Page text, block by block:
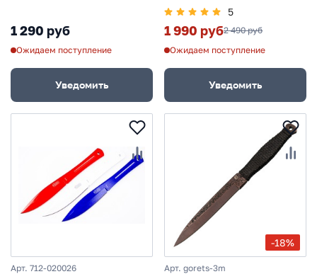
1 290 руб
Ожидаем поступление
Уведомить
5
1 990 руб2 490 руб
Ожидаем поступление
Уведомить
Арт. 712-020026
-18%
Арт. gorets-3m